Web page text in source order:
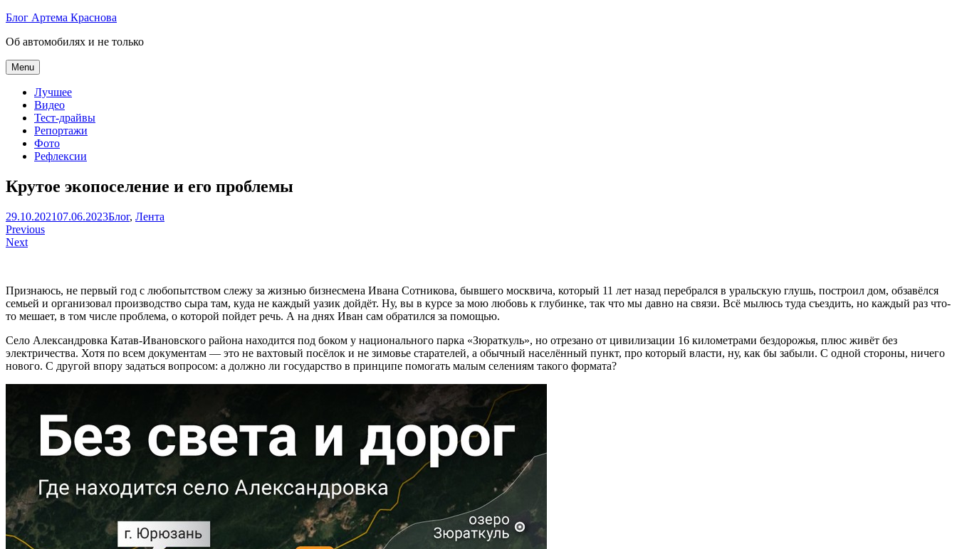
Skip
content
Блог Артема Краснова
Об автомобилях и не только
Menu
Лучшее
Видео
Тест-драйвы
Репортажи
Фото
Рефлексии
Крутое экопоселение и его проблемы
Артем
Краснов
29.10.202107.06.2023Блог, Лента
Навигация
по
Previous
Next
Признаюсь, не первый год с любопытством слежу за жизнью бизнесмена Ивана Сотникова, бывшего москвича, который 11 лет назад перебрался в уральскую глушь, построил дом, обзавёлся
семьей и организовал производство сыра там, куда не каждый уазик дойдёт. Ну, вы в курсе за мою любовь к глубинке, так что мы давно на связи. Всё мылюсь туда съездить, но каждый раз что-
то мешает, в том числе проблема, о которой пойдет речь. А на днях Иван сам обратился за помощью.
Село Александровка Катав-Ивановского района находится под боком у национального парка «Зюраткуль», но отрезано от цивилизации 16 километрами бездорожья, плюс живёт без
электричества. Хотя по всем документам — это не вахтовый посёлок и не зимовье старателей, а обычный населённый пункт, про который власти, ну, как бы забыли. С одной стороны, ничего
нового. С другой впору задаться вопросом: а должно ли государство в принципе помогать малым селениям такого формата?